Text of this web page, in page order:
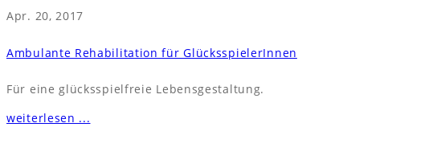
Apr. 20, 2017
Ambulante Rehabilitation für GlücksspielerInnen
Für eine glücksspielfreie Lebensgestaltung.
weiterlesen ...